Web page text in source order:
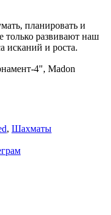
планировать и
только развивают наш
исканий и роста.
4", Madon
, Шахматы